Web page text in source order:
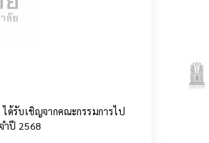
ด้รับเชิญจากคณะกรรมการไป
ำปี 2568